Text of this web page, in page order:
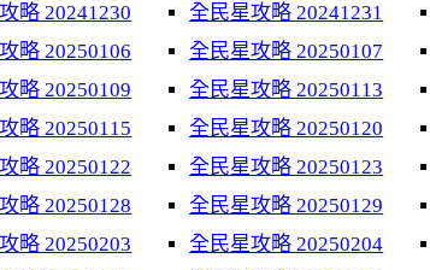
略 20241230
全民星攻略 20241231
略 20250106
全民星攻略 20250107
略 20250109
全民星攻略 20250113
略 20250115
全民星攻略 20250120
略 20250122
全民星攻略 20250123
略 20250128
全民星攻略 20250129
略 20250203
全民星攻略 20250204